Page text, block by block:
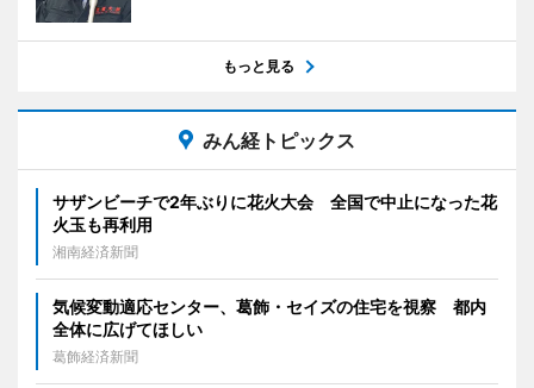
もっと見る
みん経トピックス
サザンビーチで2年ぶりに花火大会 全国で中止になった花
火玉も再利用
湘南経済新聞
気候変動適応センター、葛飾・セイズの住宅を視察 都内
全体に広げてほしい
葛飾経済新聞